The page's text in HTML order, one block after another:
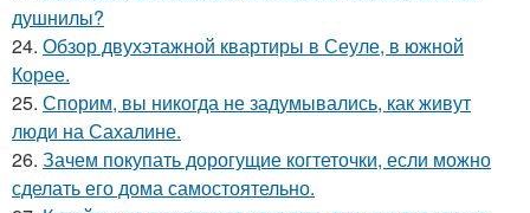
душнилы?
24. Обзор двухэтажной квартиры в Сеуле, в южной
Корее.
25. Спорим, вы никогда не задумывались, как живут
люди на Сахалине.
26. Зачем покупать дорогущие когтеточки, если можно
сделать его дома самостоятельно.